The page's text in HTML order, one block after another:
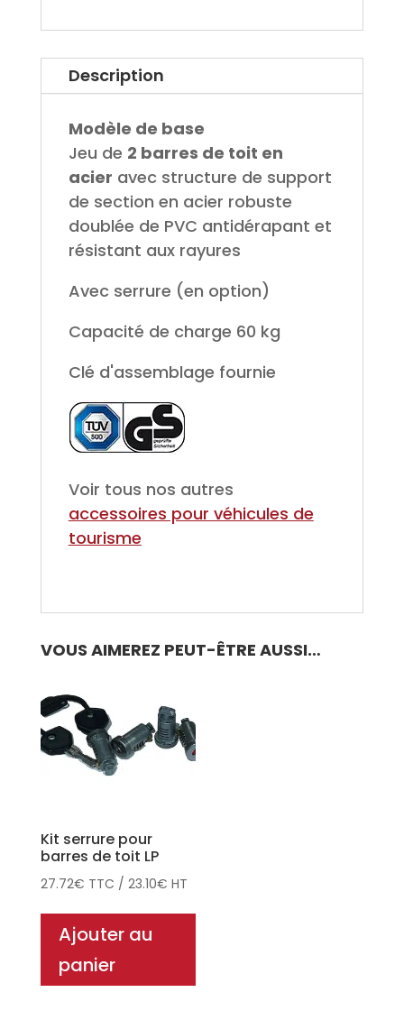
Description
Modèle de base
Jeu de 2 barres de toit en
acier avec structure de support
de section en acier robuste
doublée de PVC antidérapant et
résistant aux rayures
Avec serrure (en option)
Capacité de charge 60 kg
Clé d'assemblage fournie
Voir tous nos autres
accessoires pour véhicules de
tourisme
VOUS AIMEREZ PEUT-ÊTRE AUSSI…
Kit serrure pour
barres de toit LP
27.72€ TTC / 23.10€ HT
Ajouter au
panier